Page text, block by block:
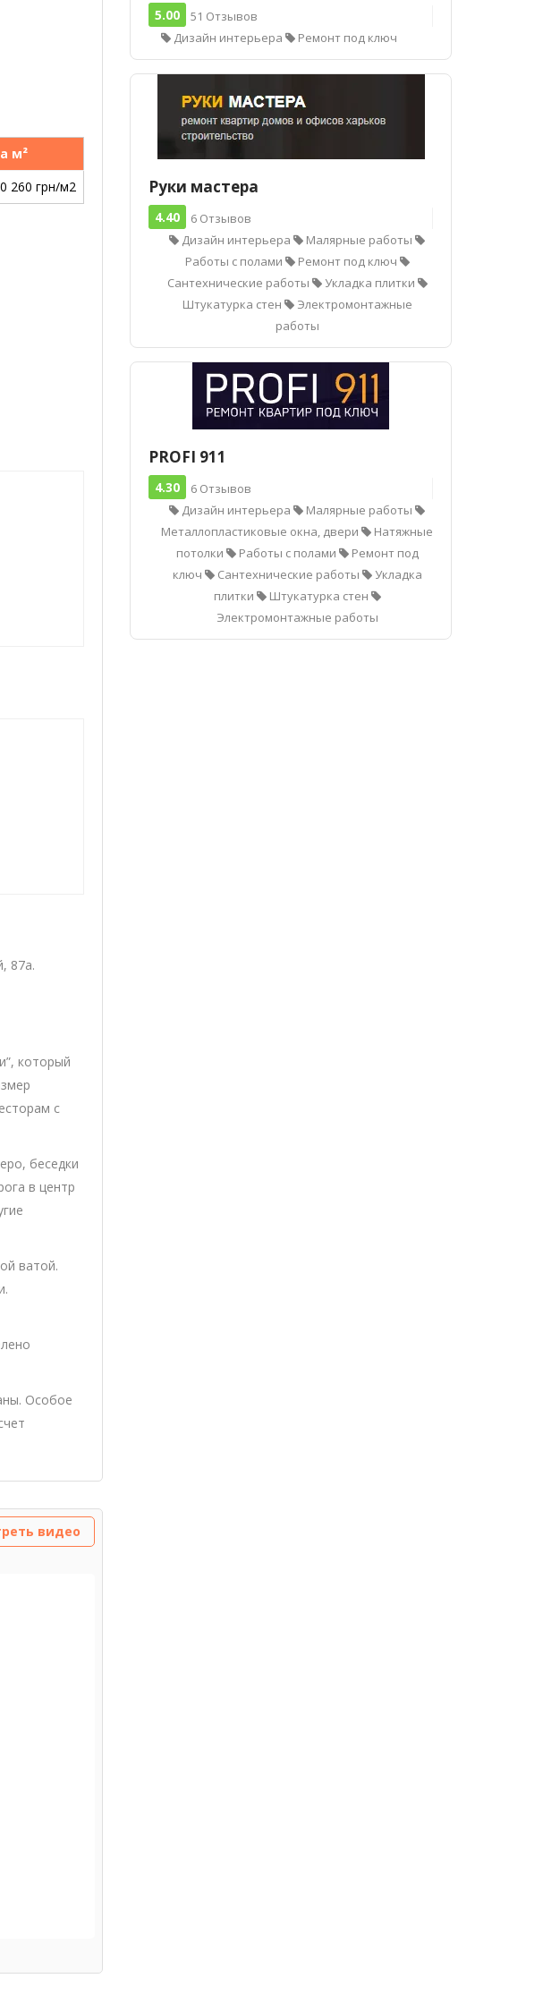
м²
260 грн/м2
87а.
который
с
беседки
в центр
ватой.
Особое
видео
5.00
51 Отзывов
Дизайн интерьера
Ремонт под ключ
Руки мастера
4.40
6 Отзывов
Дизайн интерьера
Малярные работы
Работы с полами
Ремонт под ключ
Сантехнические работы
Укладка плитки
Штукатурка стен
Электромонтажные
работы
PROFI 911
4.30
6 Отзывов
Дизайн интерьера
Малярные работы
Металлопластиковые окна, двери
Натяжные
потолки
Работы с полами
Ремонт под
ключ
Сантехнические работы
Укладка
плитки
Штукатурка стен
Электромонтажные работы